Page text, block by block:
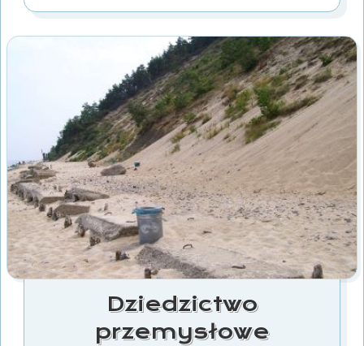
Dziedzictwo
przemysłowe